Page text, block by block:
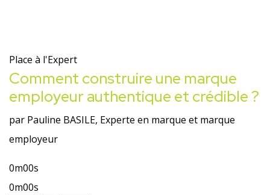
Place à l'Expert
Comment construire une marque
employeur authentique et crédible ?
par Pauline BASILE, Experte en marque et marque
employeur
0m00s
0m00s